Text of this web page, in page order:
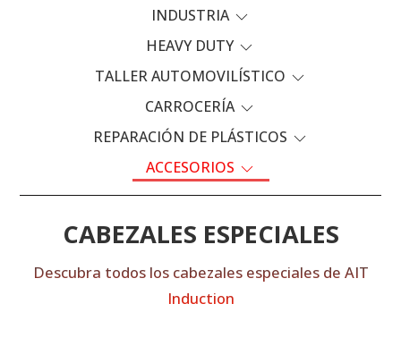
INDUSTRIA
HEAVY DUTY
TALLER AUTOMOVILÍSTICO
CARROCERÍA
REPARACIÓN DE PLÁSTICOS
ACCESORIOS
CABEZALES ESPECIALES
Descubra todos los cabezales especiales de AIT
Induction